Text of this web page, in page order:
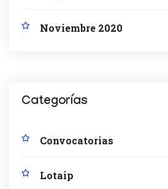
Noviembre 2020
Categorías
Convocatorias
Lotaip